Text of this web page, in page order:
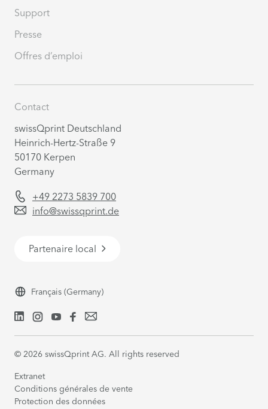
Support
Presse
Offres d’emploi
Contact
swissQprint Deutschland
Heinrich-Hertz-Straße 9
50170 Kerpen
Germany
+49 2273 5839 700
info@swissqprint.de
Partenaire local
Français (Germany)
© 2026 swissQprint AG. All rights reserved
Extranet
Conditions générales de vente
Protection des données